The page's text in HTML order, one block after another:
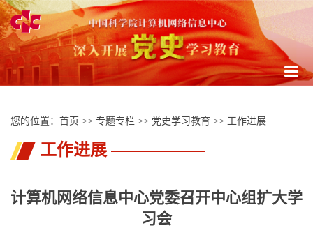
您的位置： 首页 >> 专题专栏 >> 党史学习教育 >> 工作进展
工作进展
计算机网络信息中心党委召开中心组扩大学
习会